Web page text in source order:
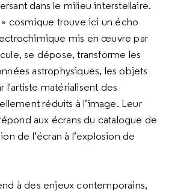
dans le milieu interstellaire.
cosmique trouve ici un écho
mis en œuvre par
se dépose, transforme les
astrophysiques, les objets
l'artiste matérialisent des
réduits à l’image. Leur
aux écrans du catalogue de
de l’écran à l’explosion de
à des enjeux contemporains,